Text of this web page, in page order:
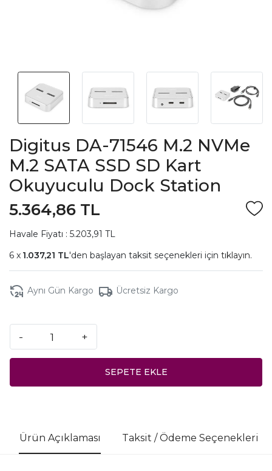
Digitus DA-71546 M.2 NVMe
M.2 SATA SSD SD Kart
Okuyuculu Dock Station
5.364,86 TL
Havale Fiyatı : 5.203,91 TL
1.037,21 TL'den başlayan taksit seçenekleri için tıklayın.
Aynı Gün Kargo Ücretsiz Kargo
- +
SEPETE EKLE
Ürün Açıklaması Taksit / Ödeme Seçenekleri